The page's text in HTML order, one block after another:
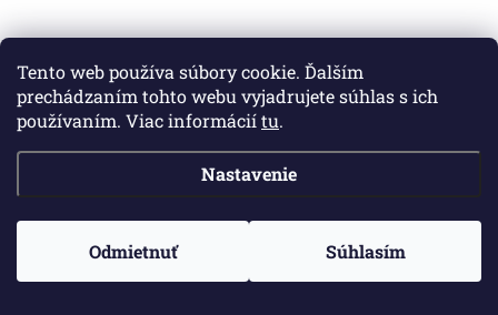
Tento web používa súbory cookie. Ďalším
prechádzaním tohto webu vyjadrujete súhlas s ich
používaním. Viac informáciítu.
Nastavenie
Odmietnuť Súhlasím
Krojová vyšívaná stuha modrá -
€11,70
Krojová vyšívaná stuha modrá -
€3,65